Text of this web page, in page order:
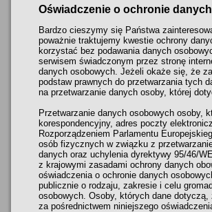
Oświadczenie o ochronie
Bardzo cieszymy się Państwa
poważnie traktujemy kwestie ochrony
korzystać bez podawania danych
serwisem świadczonym przez stronę
danych osobowych. Jeżeli okaże się, że
podstaw prawnych do przetwarzania tych
na przetwarzanie danych osoby, której
Przetwarzanie danych osobowych osoby,
korespondencyjny, adres poczty
Rozporządzeniem Parlamentu
osób fizycznych w związku z
danych oraz uchylenia dyrektywy 95/46/
z krajowymi zasadami ochrony danych
oświadczenia o ochronie danych
publicznie o rodzaju, zakresie i celu
osobowych. Osoby, których dane dotyczą,
za pośrednictwem niniejszego